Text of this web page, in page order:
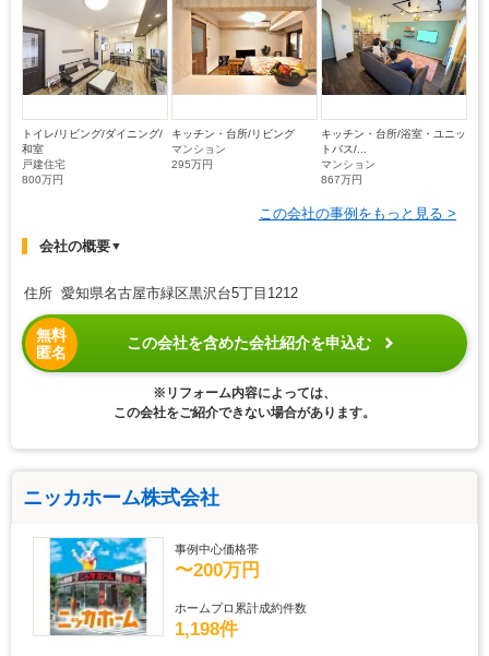
トイレ/リビング/ダイニング/
和室
戸建住宅
800万円
キッチン・台所/リビング
マンション
295万円
キッチン・台所/浴室・ユニッ
トバス/...
マンション
867万円
この会社の事例をもっと見る >
会社の概要▼
住所 愛知県名古屋市緑区黒沢台5丁目1212
無料
匿名
この会社を含めた会社紹介を申込む
※リフォーム内容によっては、
この会社をご紹介できない場合があります。
ニッカホーム株式会社
事例中心価格帯
〜200万円
ホームプロ累計成約件数
1,198件